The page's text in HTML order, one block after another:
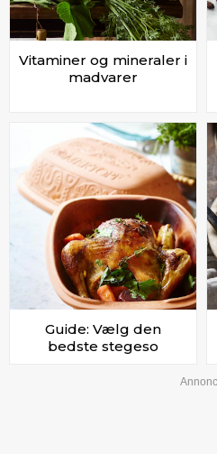
Vitaminer og mineraler i
madvarer
Guide: Vælg den
bedste stegeso